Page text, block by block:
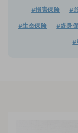
#損害保険 #
#生命保険 #終身
#